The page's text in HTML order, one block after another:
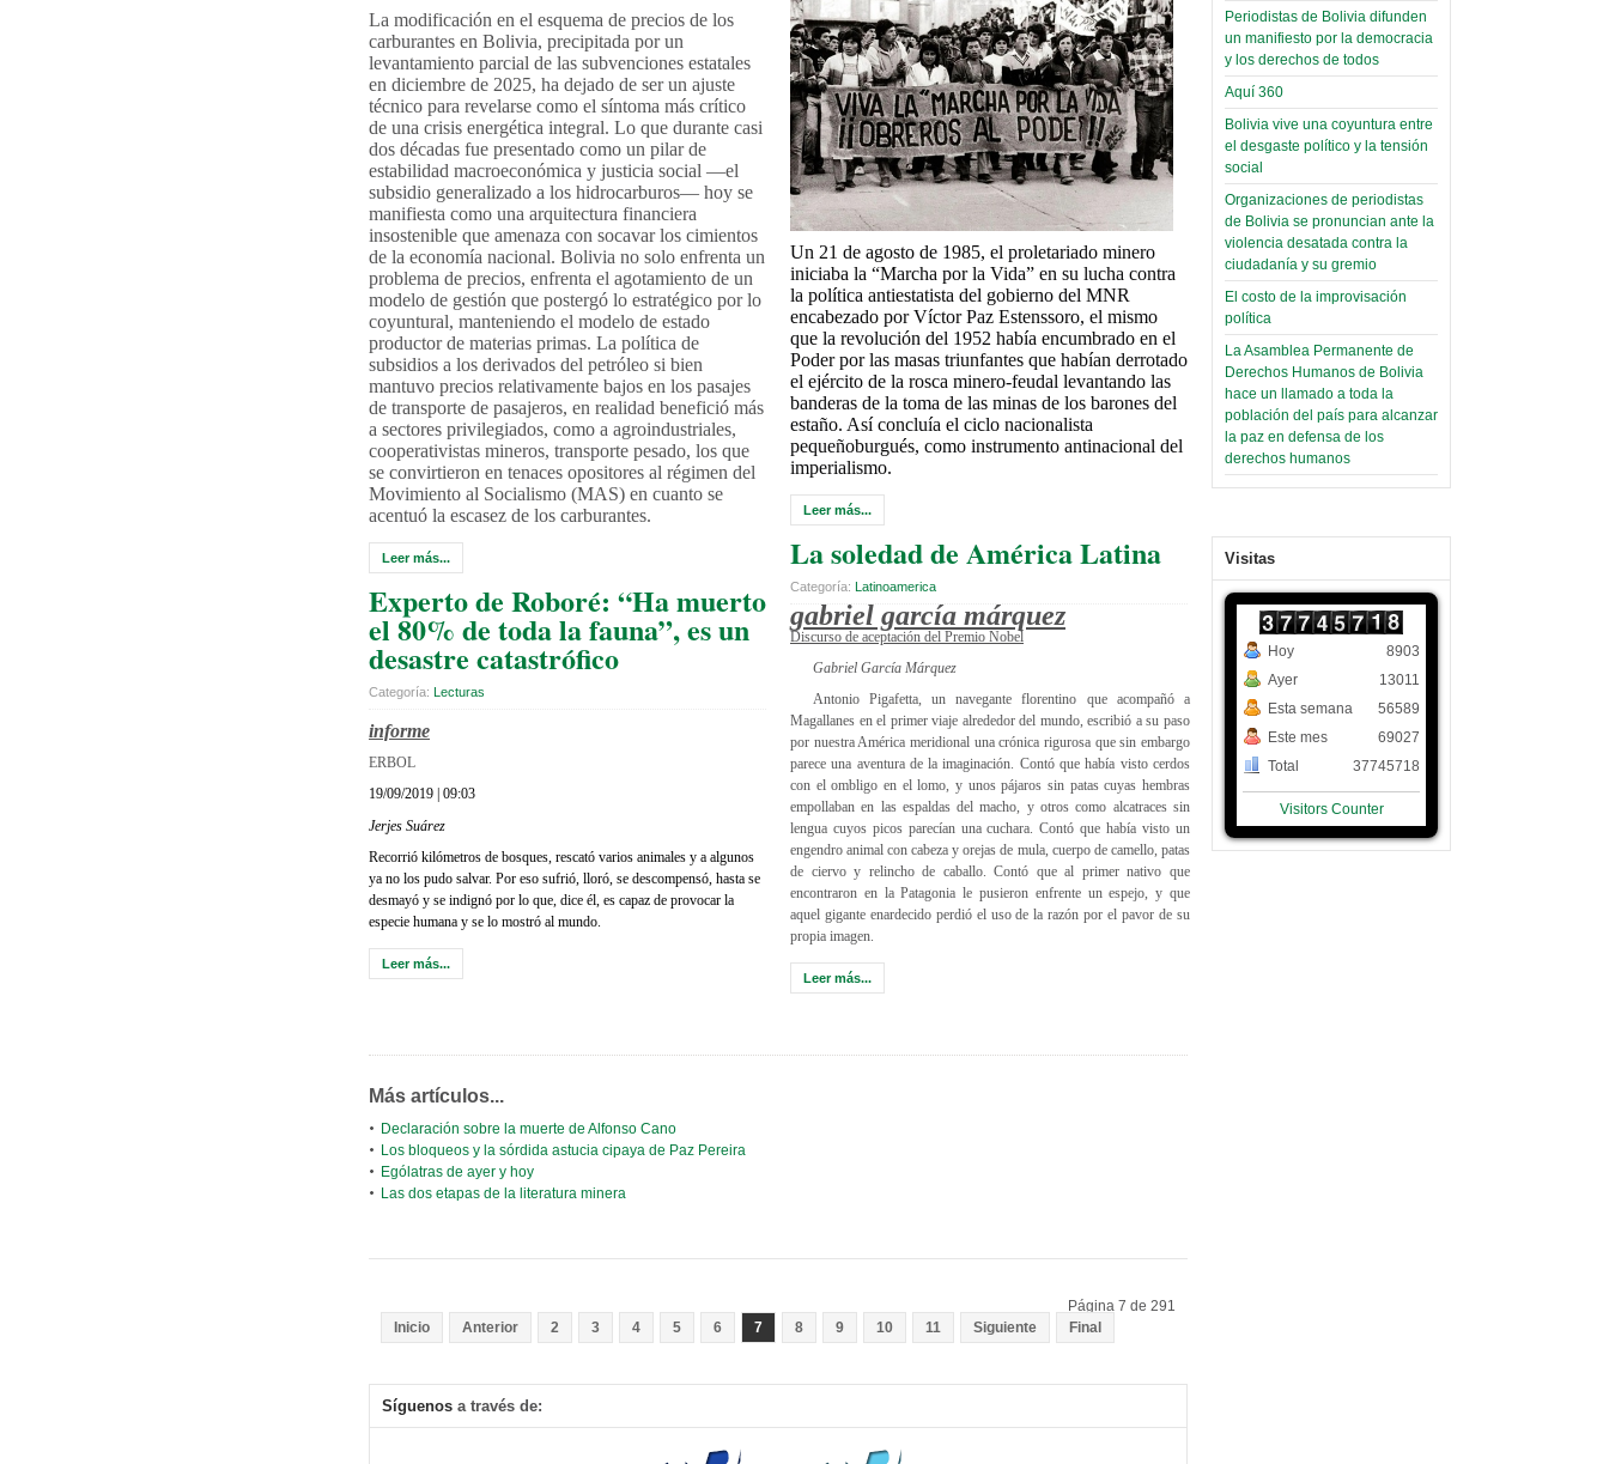
La modificación en el esquema de precios de los
carburantes en Bolivia, precipitada por un
levantamiento parcial de las subvenciones estatales
en diciembre de 2025, ha dejado de ser un ajuste
técnico para revelarse como el síntoma más crítico
de una crisis energética integral. Lo que durante casi
dos décadas fue presentado como un pilar de
estabilidad macroeconómica y justicia social —el
subsidio generalizado a los hidrocarburos— hoy se
manifiesta como una arquitectura financiera
insostenible que amenaza con socavar los cimientos
de la economía nacional. Bolivia no solo enfrenta un
problema de precios, enfrenta el agotamiento de un
modelo de gestión que postergó lo estratégico por lo
coyuntural, manteniendo el modelo de estado
productor de materias primas. La política de
subsidios a los derivados del petróleo si bien
mantuvo precios relativamente bajos en los pasajes
de transporte de pasajeros, en realidad benefició más
a sectores privilegiados, como a agroindustriales,
cooperativistas mineros, transporte pesado, los que
se convirtieron en tenaces opositores al régimen del
Movimiento al Socialismo (MAS) en cuanto se
acentuó la escasez de los carburantes.
Leer más...
Experto de Roboré: “Ha muerto
el 80% de toda la fauna”, es un
desastre catastrófico
Categoría: Lecturas
informe
ERBOL
19/09/2019 | 09:03
Jerjes Suárez
Recorrió kilómetros de bosques, rescató varios animales y a algunos
ya no los pudo salvar. Por eso sufrió, lloró, se descompensó, hasta se
desmayó y se indignó por lo que, dice él, es capaz de provocar la
especie humana y se lo mostró al mundo.
Leer más...
Un 21 de agosto de 1985, el proletariado minero
iniciaba la “Marcha por la Vida” en su lucha contra
la política antiestatista del gobierno del MNR
encabezado por Víctor Paz Estenssoro, el mismo
que la revolución del 1952 había encumbrado en el
Poder por las masas triunfantes que habían derrotado
el ejército de la rosca minero-feudal levantando las
banderas de la toma de las minas de los barones del
estaño. Así concluía el ciclo nacionalista
pequeñoburgués, como instrumento antinacional del
imperialismo.
Leer más...
La soledad de América Latina
Categoría: Latinoamerica
gabriel garcía márquez
Discurso de aceptación del Premio Nobel
Gabriel García Márquez
Antonio Pigafetta, un navegante florentino que acompañó a
Magallanes en el primer viaje alrededor del mundo, escribió a su paso
por nuestra América meridional una crónica rigurosa que sin embargo
parece una aventura de la imaginación. Contó que había visto cerdos
con el ombligo en el lomo, y unos pájaros sin patas cuyas hembras
empollaban en las espaldas del macho, y otros como alcatraces sin
lengua cuyos picos parecían una cuchara. Contó que había visto un
engendro animal con cabeza y orejas de mula, cuerpo de camello, patas
de ciervo y relincho de caballo. Contó que al primer nativo que
encontraron en la Patagonia le pusieron enfrente un espejo, y que
aquel gigante enardecido perdió el uso de la razón por el pavor de su
propia imagen.
Leer más...
Más artículos...
Declaración sobre la muerte de Alfonso Cano
Los bloqueos y la sórdida astucia cipaya de Paz Pereira
Ególatras de ayer y hoy
Las dos etapas de la literatura minera
Página 7 de 291
Inicio
Anterior 2 3 4 5 6 7 8 9 10 11 Siguiente Final
Síguenos a través de:
Periodistas de Bolivia difunden
un manifiesto por la democracia
y los derechos de todos
Aquí 360
Bolivia vive una coyuntura entre
el desgaste político y la tensión
social
Organizaciones de periodistas
de Bolivia se pronuncian ante la
violencia desatada contra la
ciudadanía y su gremio
El costo de la improvisación
política
La Asamblea Permanente de
Derechos Humanos de Bolivia
hace un llamado a toda la
población del país para alcanzar
la paz en defensa de los
derechos humanos
Visitas
Hoy
Ayer
Esta semana
Este mes
Total
8903
13011
56589
69027
37745718
Visitors Counter